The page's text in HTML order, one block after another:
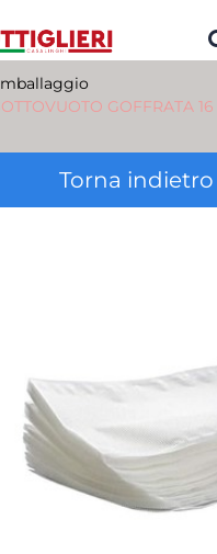
GOFFRATA
Torna indietro